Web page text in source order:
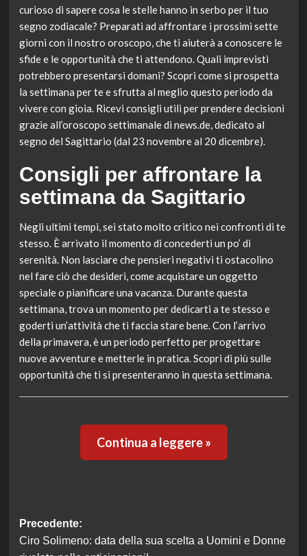
curioso di sapere cosa le stelle hanno in serbo per il tuo
segno zodiacale? Preparati ad affrontare i prossimi sette
giorni con il nostro oroscopo, che ti aiuterà a conoscere le
sfide e le opportunità che ti attendono. Quali imprevisti
potrebbero presentarsi domani? Scopri come si prospetta
la settimana per te e sfrutta al meglio questo periodo da
vivere con gioia. Ricevi consigli utili per prendere decisioni
grazie all’oroscopo settimanale di news.de, dedicato al
segno del Sagittario (dal 23 novembre al 20 dicembre).
Consigli per affrontare la
settimana da Sagittario
Negli ultimi tempi, sei stato molto critico nei confronti di te
stesso. È arrivato il momento di concederti un po’ di
serenità. Non lasciare che pensieri negativi ti ostacolino
nel fare ciò che desideri, come acquistare un oggetto
speciale o pianificare una vacanza. Durante questa
settimana, trova un momento per dedicarti a te stesso e
goderti un’attività che ti faccia stare bene. Con l’arrivo
della primavera, è un periodo perfetto per progettare
nuove avventure e metterle in pratica. Scopri di più sulle
opportunità che ti si presenteranno in questa settimana.
Continua a leggere »
Navigazione
articolo
Precedente:
Ciro Solimeno: data della sua scelta a Uomini e Donne